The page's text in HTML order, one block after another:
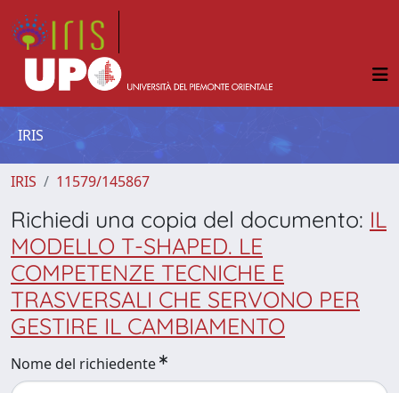
IRIS
IRIS 11579/145867
Richiedi una copia del documento: IL
MODELLO T-SHAPED. LE
COMPETENZE TECNICHE E
TRASVERSALI CHE SERVONO PER
GESTIRE IL CAMBIAMENTO
Nome del richiedente